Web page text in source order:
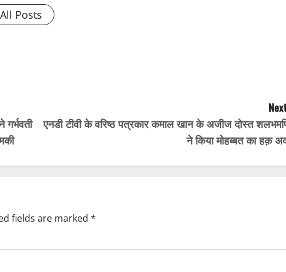
Posts
एनडी टीवी के वरिष्ठ पत्रकार कमाल खान के अजीज दोस्त
ने किया मोहब्बत का हक़
fields are marked *